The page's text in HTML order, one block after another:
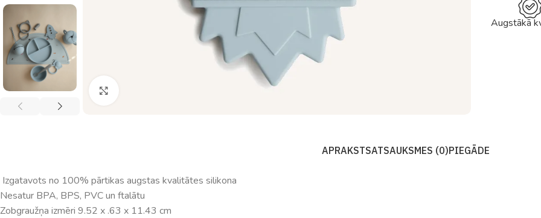
Augstākā
APRAKSTSATSAUKSMES (0)PIEGĀDE
Izgatavots no 100% pārtikas augstas kvalitātes silikona
Nesatur BPA, BPS, PVC un ftalātu
Zobgraužņa izmēri 9.52 x .63 x 11.43 cm